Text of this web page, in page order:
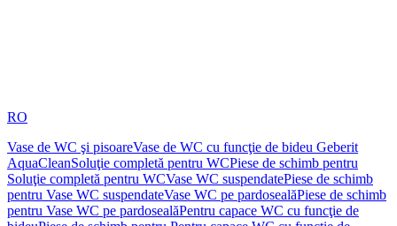
RO
Vase de WC şi pisoareVase de WC cu funcţie de bideu Geberit
AquaCleanSoluţie completă pentru WCPiese de schimb pentru
Soluţie completă pentru WCVase WC suspendatePiese de schimb
pentru Vase WC suspendateVase WC pe pardosealăPiese de schimb
pentru Vase WC pe pardosealăPentru capace WC cu funcţie de